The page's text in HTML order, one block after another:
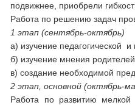
подвижнее, приобрели
Работа по решению задач
1 этап (сентябрь-октябрь)
а) изучение
б) изучение мнения
в) создание необходимой
2 этап, основной (октябрь-
Работа по развитию мелкой